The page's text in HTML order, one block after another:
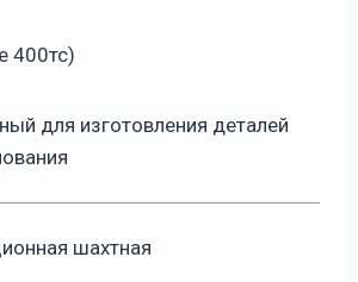
400тс)
для изготовления деталей
шахтная